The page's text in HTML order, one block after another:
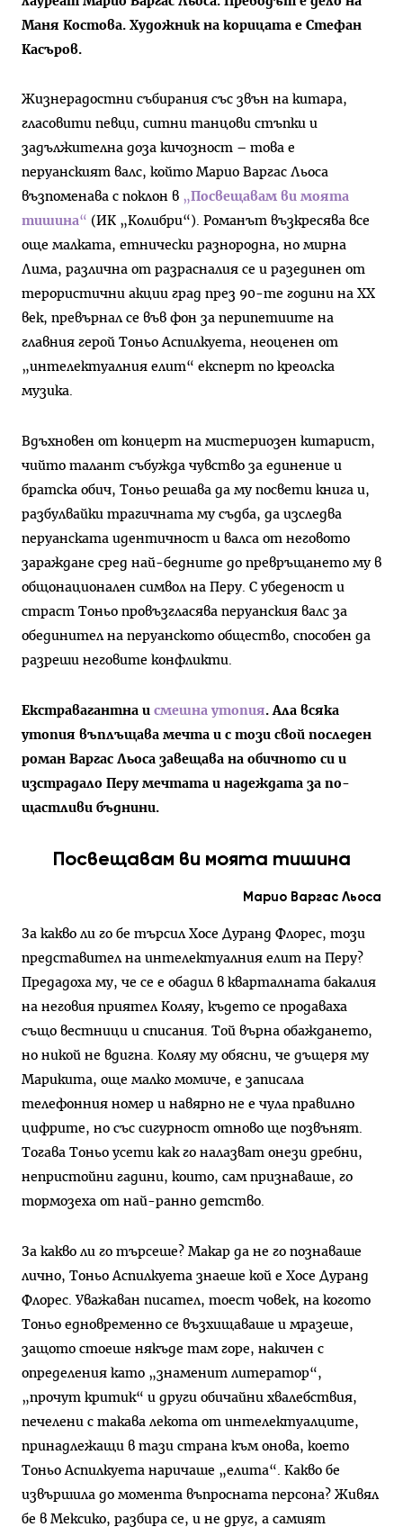
Маня Костова. Художник на корицата е Стефан
Касъров.
Жизнерадостни събирания със звън на китара,
гласовити певци, ситни танцови стъпки и
задължителна доза кичозност – това е
перуанският валс, който Марио Варгас Льоса
възпоменава с поклон в „Посвещавам ви моята
тишина“ (ИК „Колибри“). Романът възкресява все
още малката, етнически разнородна, но мирна
Лима, различна от разрасналия се и разединен от
терористични акции град през 90-те години на XX
век, превърнал се във фон за перипетиите на
главния герой Тоньо Аспилкуета, неоценен от
„интелектуалния елит“ експерт по креолска
музика.
Вдъхновен от концерт на мистериозен китарист,
чийто талант събужда чувство за единение и
братска обич, Тоньо решава да му посвети книга и,
разбулвайки трагичната му съдба, да изследва
перуанската идентичност и валса от неговото
зараждане сред най-бедните до превръщането му в
общонационален символ на Перу. С убеденост и
страст Тоньо провъзгласява перуанския валс за
обединител на перуанското общество, способен да
разреши неговите конфликти.
Екстравагантна и смешна утопия. Ала всяка
утопия въплъщава мечта и с този свой последен
роман Варгас Льоса завещава на обичното си и
изстрадало Перу мечтата и надеждата за по-
щастливи бъднини.
Посвещавам ви моята тишина
Марио Варгас Льоса
За какво ли го бе търсил Хосе Дуранд Флорес, този
представител на интелектуалния елит на Перу?
Предадоха му, че се е обадил в кварталната бакалия
на неговия приятел Коляу, където се продаваха
също вестници и списания. Той върна обаждането,
но никой не вдигна. Коляу му обясни, че дъщеря му
Марикита, още малко момиче, е записала
телефонния номер и навярно не е чула правилно
цифрите, но със сигурност отново ще позвънят.
Тогава Тоньо усети как го налазват онези дребни,
непристойни гадини, които, сам признаваше, го
тормозеха от най-ранно детство.
За какво ли го търсеше? Макар да не го познаваше
лично, Тоньо Аспилкуета знаеше кой е Хосе Дуранд
Флорес. Уважаван писател, тоест човек, на когото
Тоньо едновременно се възхищаваше и мразеше,
защото стоеше някъде там горе, накичен с
определения като „знаменит литератор“,
„прочут критик“ и други обичайни хвалебствия,
печелени с такава лекота от интелектуалците,
принадлежащи в тази страна към онова, което
Тоньо Аспилкуета наричаше „елита“. Какво бе
извършила до момента въпросната персона? Живял
бе в Мексико, разбира се, и не друг, а самият